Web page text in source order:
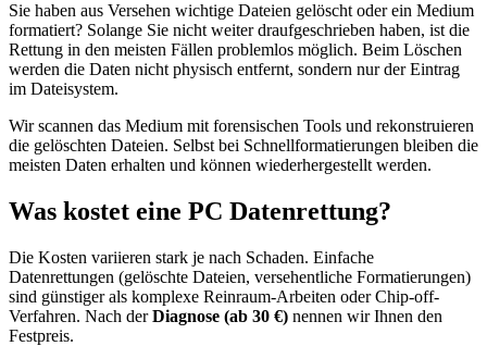
Sie haben aus Versehen wichtige Dateien gelöscht oder ein Medium
formatiert? Solange Sie nicht weiter draufgeschrieben haben, ist die
Rettung in den meisten Fällen problemlos möglich. Beim Löschen
werden die Daten nicht physisch entfernt, sondern nur der Eintrag
im Dateisystem.
Wir scannen das Medium mit forensischen Tools und rekonstruieren
die gelöschten Dateien. Selbst bei Schnellformatierungen bleiben die
meisten Daten erhalten und können wiederhergestellt werden.
Was kostet eine PC Datenrettung?
Die Kosten variieren stark je nach Schaden. Einfache
Datenrettungen (gelöschte Dateien, versehentliche Formatierungen)
sind günstiger als komplexe Reinraum-Arbeiten oder Chip-off-
Verfahren. Nach derDiagnose (ab 30 €) nennen wir Ihnen den
Festpreis.